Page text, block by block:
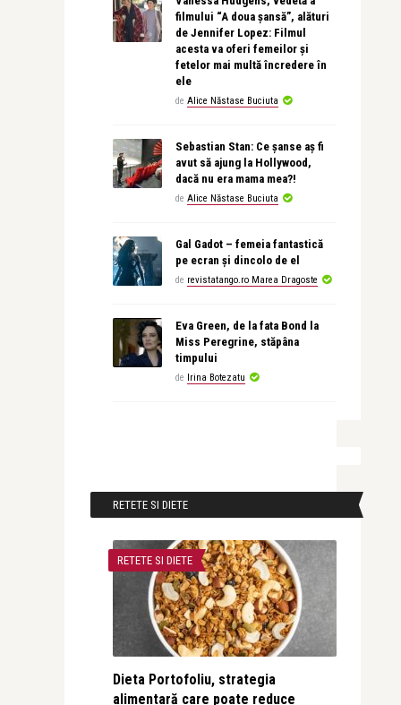
filmului “A doua șansă”, alături
de Jennifer Lopez: Filmul
acesta va oferi femeilor și
fetelor mai multă încredere în
ele
de Alice Năstase Buciuta
Sebastian Stan: Ce șanse aș fi
avut să ajung la Hollywood,
dacă nu era mama mea?!
de Alice Năstase Buciuta
Gal Gadot – femeia fantastică
pe ecran și dincolo de el
de revistatango.ro Marea Dragoste
Eva Green, de la fata Bond la
Miss Peregrine, stăpâna
timpului
de Irina Botezatu
RETETE SI DIETE
RETETE SI DIETE
Dieta Portofoliu, strategia
alimentară care poate reduce